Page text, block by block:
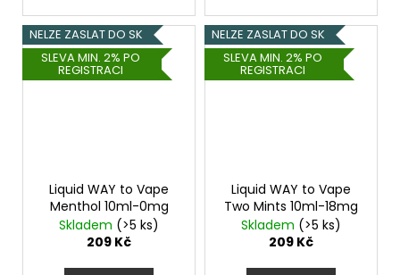
NELZE ZASLAT DO SK
SLEVA MIN. 2% PO
REGISTRACI
Liquid WAY to Vape
Menthol 10ml-0mg
Skladem (>5 ks)
209 Kč
NELZE ZASLAT DO SK
SLEVA MIN. 2% PO
REGISTRACI
Liquid WAY to Vape
Two Mints 10ml-18mg
Skladem (>5 ks)
209 Kč